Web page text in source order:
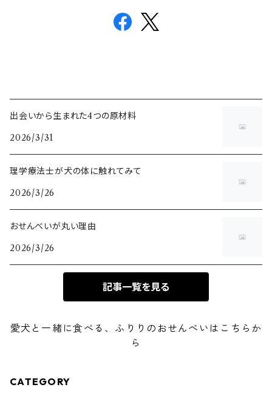
出会いから生まれた4つの原材料
2026/3/31
理学療法士が犬の体に触れてみて
2026/3/26
おせんべいが丸い理由
2026/3/26
記事一覧を見る
愛犬と一緒に食べる、ふりりのおせんべいはこちらか
ら
CATEGORY